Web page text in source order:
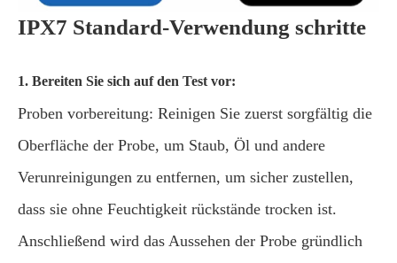
IPX7 Standard-Verwendung schritte
1. Bereiten Sie sich auf den Test vor:
Proben vorbereitung: Reinigen Sie zuerst sorgfältig die
Oberfläche der Probe, um Staub, Öl und andere
Verunreinigungen zu entfernen, um sicher zustellen,
dass sie ohne Feuchtigkeit rückstände trocken ist.
Anschließend wird das Aussehen der Probe gründlich